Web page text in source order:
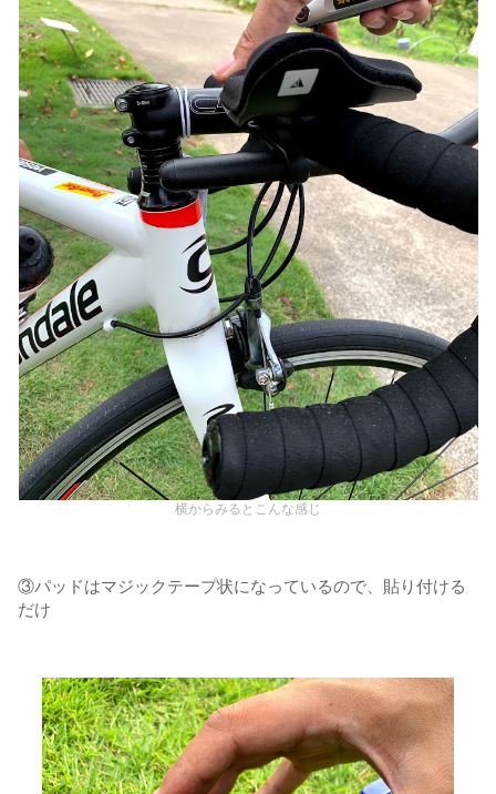
横からみるとこんな感じ
③パッドはマジックテープ状になっているので、貼り付ける
だけ